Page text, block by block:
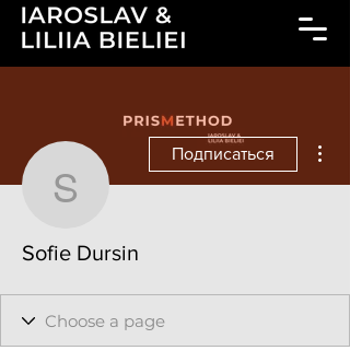
Sofie Dursin
Подписаться
Sofie Dursin